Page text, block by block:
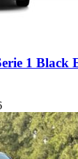
1 Black